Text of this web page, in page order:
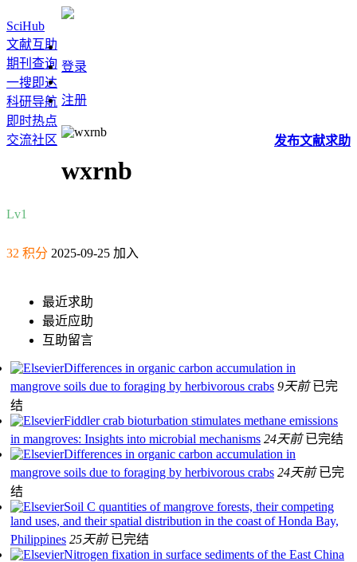
SciHub
文献互助
期刊查询
一搜即达
科研导航
即时热点
交流社区
登录
注册
发布文献求助
wxrnb
Lv1
32 积分 2025-09-25 加入
最近求助
最近应助
互助留言
Differences in organic carbon accumulation in
mangrove soils due to foraging by herbivorous crabs 9天前 已完
结
Fiddler crab bioturbation stimulates methane emissions
in mangroves: Insights into microbial mechanisms 24天前 已完结
Differences in organic carbon accumulation in
mangrove soils due to foraging by herbivorous crabs 24天前 已完
结
Soil C quantities of mangrove forests, their competing
land uses, and their spatial distribution in the coast of Honda Bay,
Philippines 25天前 已完结
Nitrogen fixation in surface sediments of the East China